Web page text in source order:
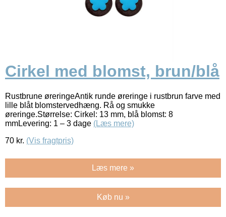
Cirkel med blomst, brun/blå
Rustbrune øreringeAntik runde øreringe i rustbrun farve med
lille blåt blomstervedhæng. Rå og smukke
øreringe.Størrelse: Cirkel: 13 mm, blå blomst: 8
mmLevering: 1 – 3 dage (Læs mere)
70 kr. (Vis fragtpris)
Læs mere »
Køb nu »